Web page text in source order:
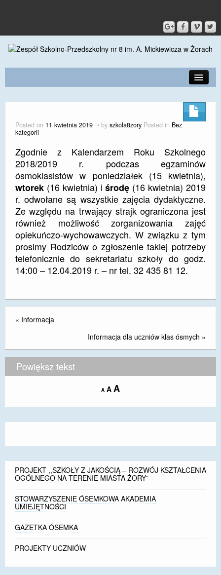
KONTAKT
DLA RODZICÓW I UCZNIÓW
DLA PRACOWNIKÓW
GALERIA
SPORT
DOSTĘPNOŚĆ
POLITYKA PRYWATNOŚCI
RODO
STANDARDY OCHRONY MAŁOLETNICH
PROJEKT ,,SZKOŁY Z JAKOŚCIĄ – ROZWÓJ
KSZTAŁCENIA OGÓLNEGO NA TERENIE MIASTA
REKRUTACJA 2026/2027
Posted on 11 kwietnia 2019 by szkola8zory Posted in Bez
kategorii
Zgodnie z Kalendarzem Roku Szkolnego
2018/2019 r. podczas egzaminów
ósmoklasistów w poniedziałek (15 kwietnia),
wtorek (16 kwietnia) iśrodę (16 kwietnia) 2019
r. odwołane są wszystkie zajęcia dydaktyczne.
Ze względu na trwający strajk ograniczona jest
również możliwość zorganizowania zajęć
opiekuńczo-wychowawczych. W związku z tym
prosimy Rodziców o zgłoszenie takiej potrzeby
telefonicznie do sekretariatu szkoły do godz.
14:00 – 12.04.2019 r. – nr tel. 32 435 81 12.
« Informacja
Informacja dla uczniów klas ósmych »
Powiększ tekst
A Decrease
size.
A Reset
size.
AIncrease
size.
PROJEKT ,,SZKOŁY Z JAKOŚCIĄ – ROZWÓJ KSZTAŁCENIA
OGÓLNEGO NA TERENIE MIASTA ŻORY”
STOWARZYSZENIE ÓSEMKOWA AKADEMIA
UMIEJĘTNOŚCI
GAZETKA ÓSEMKA
PROJEKTY UCZNIÓW